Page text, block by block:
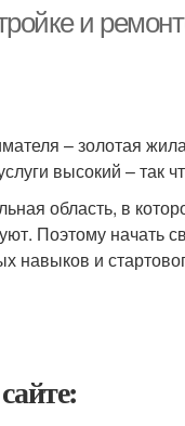
и
– золотая
высокий – так
область, в
Поэтому
навыков и